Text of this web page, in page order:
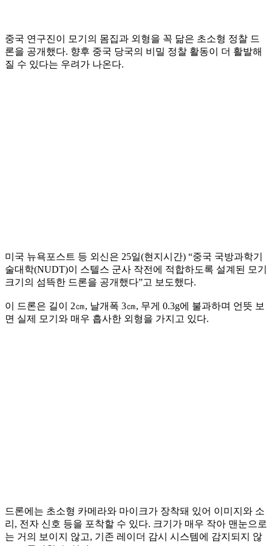
중국 연구진이 모기의 몸집과 외형을 꼭 닮은 초소형 정찰 드
론을 공개했다. 향후 중국 당국의 비밀 정찰 활동이 더 활발해
질 수 있다는 우려가 나온다.
미국 뉴욕포스트 등 외신은 25일(현지시간) “중국 국방과학기
술대학(NUDT)이 스텔스 군사 작전에 적합하도록 설계된 모기
크기의 섬뜩한 드론을 공개했다”고 보도했다.
이 드론은 길이 2㎝, 날개폭 3㎝, 무게 0.3g에 불과하며 언뜻 보
면 실제 모기와 매우 흡사한 외형을 가지고 있다.
드론에는 초소형 카메라와 마이크가 장착돼 있어 이미지와 소
리, 전자 신호 등을 포착할 수 있다. 크기가 매우 작아 맨눈으로
는 거의 보이지 않고, 기존 레이더 감시 시스템에 감지되지 않